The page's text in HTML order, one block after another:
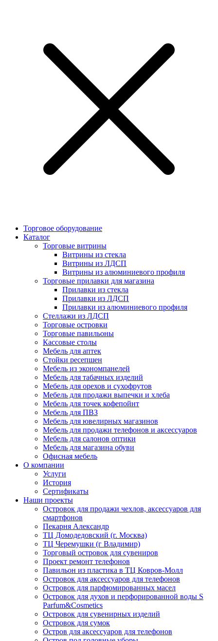
Торговое оборудование
Каталог
Торговые витрины
Витрины из cтекла
Витрины из ЛДСП
Витрины из алюминиевого профиля
Торговые прилавки для магазина
Прилавки из стекла
Прилавки из ЛДСП
Прилавки из алюминиевого профиля
Стеллажи из ЛДСП
Торговые островки
Торговые павильоны
Кассовые столы
Мебель для аптек
Стойки ресепшен
Мебель из экономпанелей
Мебель для табачных изделий
Мебель для орехов и сухофрутов
Мебель для продажи выпечки и хлеба
Мебель для точек кофепойнт
Мебель для ПВЗ
Мебель для ювелирных магазинов
Мебель для продажи телефонов и аксессуаров
Мебель для салонов оптики
Мебель для магазина обуви
Офисная мебель
О компании
Услуги
История
Сертификаты
Наши проекты
Островок для продажи чехлов, аксессуаров для
смартфонов
Пекарня Александр
ТЦ Домодедовский (г. Москва)
ТЦ Черемушки (г Владимир)
Торговый островок для сувениров
Проект ремонт телефонов
Павильон из пластика в ТЦ Ковров-Молл
Островок для аксессуаров для телефонов
Островок для парфюмированных масел
Островок для духов и перфорированной воды S
Parfum&Cosmetics
Островок для сувенирных изделий
Островок для сумок
Остров для аксессуаров для телефонов